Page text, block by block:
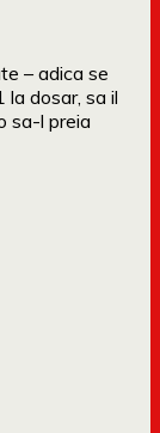
– adica se
dosar, sa il
sa-l preia